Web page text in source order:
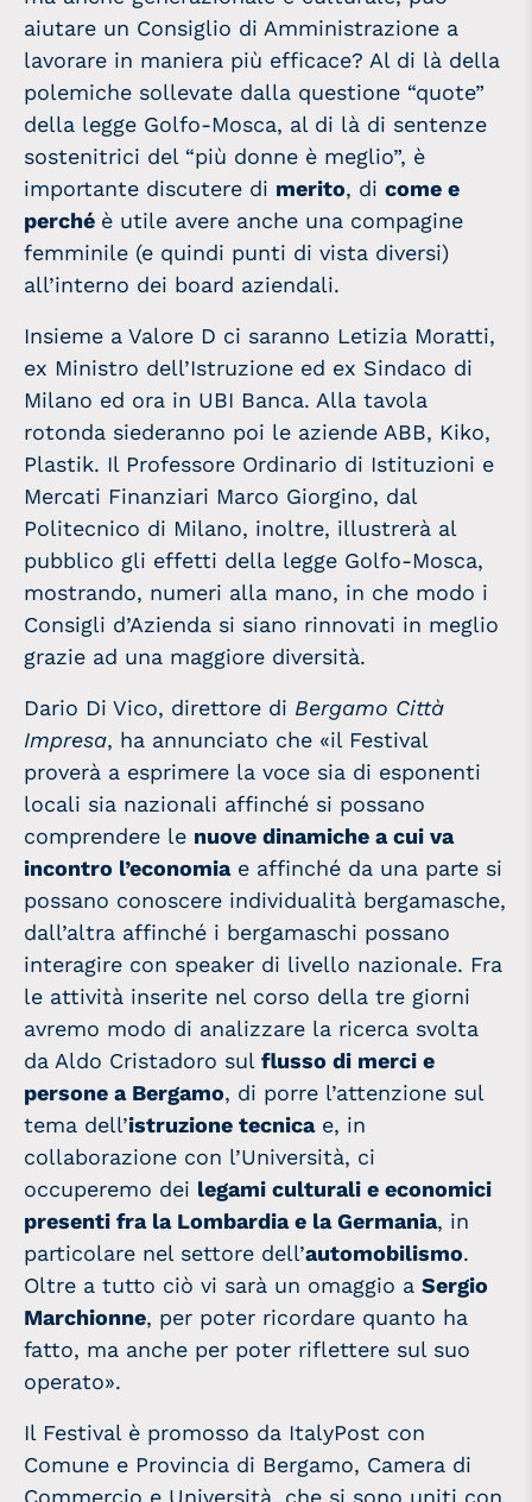
aiutare un Consiglio di Amministrazione a
lavorare in maniera più efficace? Al di là della
polemiche sollevate dalla questione “quote”
della legge Golfo-Mosca, al di là di sentenze
sostenitrici del “più donne è meglio”, è
importante discutere di merito, di come e
perché è utile avere anche una compagine
femminile (e quindi punti di vista diversi)
all’interno dei board aziendali.
Insieme a Valore D ci saranno Letizia Moratti,
ex Ministro dell’Istruzione ed ex Sindaco di
Milano ed ora in UBI Banca. Alla tavola
rotonda siederanno poi le aziende ABB, Kiko,
Plastik. Il Professore Ordinario di Istituzioni e
Mercati Finanziari Marco Giorgino, dal
Politecnico di Milano, inoltre, illustrerà al
pubblico gli effetti della legge Golfo-Mosca,
mostrando, numeri alla mano, in che modo i
Consigli d’Azienda si siano rinnovati in meglio
grazie ad una maggiore diversità.
Dario Di Vico, direttore di Bergamo Città
Impresa, ha annunciato che «il Festival
proverà a esprimere la voce sia di esponenti
locali sia nazionali affinché si possano
comprendere le nuove dinamiche a cui va
incontro l’economiae affinché da una parte si
possano conoscere individualità bergamasche,
dall’altra affinché i bergamaschi possano
interagire con speaker di livello nazionale. Fra
le attività inserite nel corso della tre giorni
avremo modo di analizzare la ricerca svolta
da Aldo Cristadoro sul flusso di merci e
persone a Bergamo, di porre l’attenzione sul
tema dell’istruzione tecnicae, in
collaborazione con l’Università, ci
occuperemo dei legami culturali e economici
presenti fra la Lombardia e la Germania, in
particolare nel settore dell’automobilismo.
Oltre a tutto ciò vi sarà un omaggio a Sergio
Marchionne, per poter ricordare quanto ha
fatto, ma anche per poter riflettere sul suo
operato».
Il Festival è promosso da ItalyPost con
Comune e Provincia di Bergamo, Camera di
Commercio e Università, che si sono uniti con